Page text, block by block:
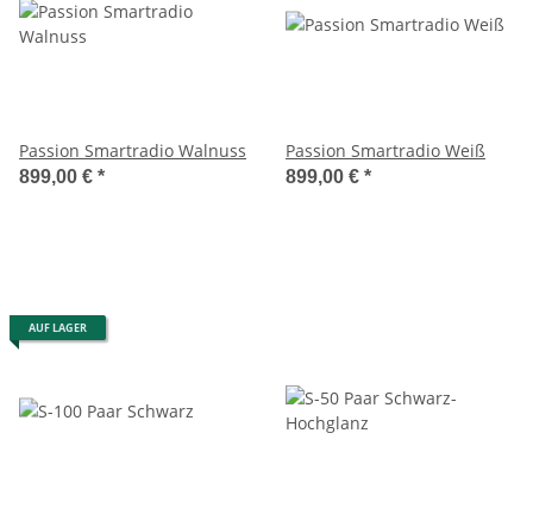
Passion Smartradio Walnuss
899,00 € *
Passion Smartradio Weiß
899,00 € *
AUF LAGER